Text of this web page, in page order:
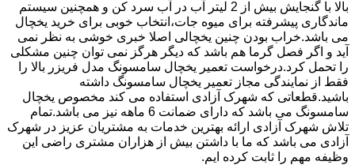
بالا با گنجایش بیش از 2 لیتر آب در آب سرد کن و همچنین سیستم
ماندگاری پیشرفته برای میوه جات،انتخاب خوبی برای خرید یخچال
می باشد.خراب بودن چنین یخچالی اصلا خبری خوشی به نظر نمی
آید و اگر فصل گرما هم باشد که دیگر هرگز نمی توان چنین مشکلی
را تحمل کرد.درخواست تعمیر یخچال سامسونگ مدل فریزر بالا را
فقط از نمایندگی مجاز تعمیر یخچال سامسونگ داشته
باشید.قطعاتی که شهرک آزادی استفاده می کند مخصوص یخچال
سامسونگ می باشد که دارای ضمانت 6 ماهه نیز می باشد.تمام
تلاش شهرک آزادی ارائه بهترین خدمات به مشتریان عزیز در شهرک
آزادی می باشد که ما با داشتن بیش از هزاران مشتری راضی این
وظیفه مهم را ثابت کرده ایم.